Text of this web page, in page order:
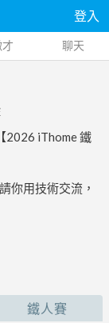
登入
聊天
2026 iThome 鐵
你用技術交流，
鐵人賽